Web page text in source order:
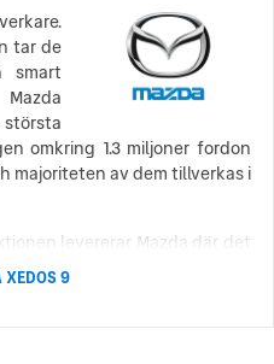
tar de
smart
omkring 1.3 miljoner fordon
majoriteten av dem tillverkas i
levererar Mazda där det
Bilar som är kända för sin
9